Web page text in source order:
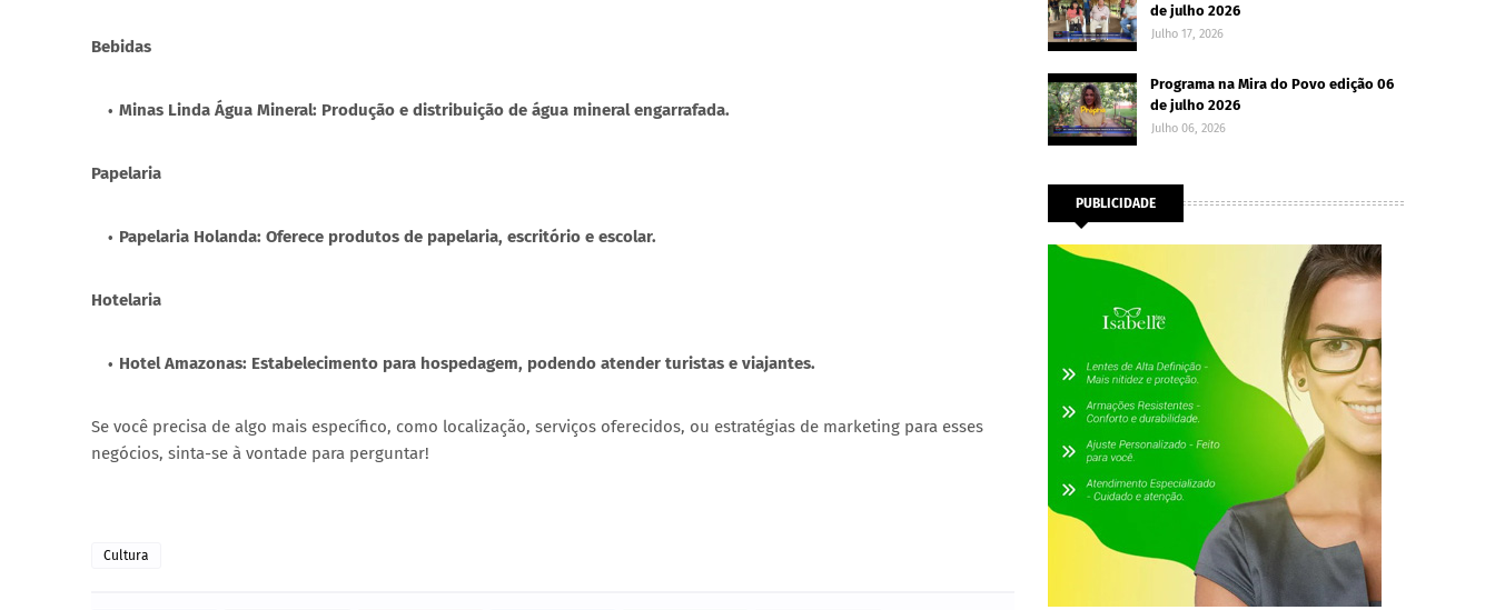
Bebidas
Minas Linda Água Mineral: Produção e distribuição de água mineral engarrafada.
Papelaria
Papelaria Holanda: Oferece produtos de papelaria, escritório e escolar.
Hotelaria
Hotel Amazonas: Estabelecimento para hospedagem, podendo atender turistas e viajantes.
Se você precisa de algo mais específico, como localização, serviços oferecidos, ou estratégias de marketing para esses
negócios, sinta-se à vontade para perguntar!
Cultura
de julho 2026
Julho 17, 2026
Programa na Mira do Povo edição 06
de julho 2026
Julho 06, 2026
PUBLICIDADE